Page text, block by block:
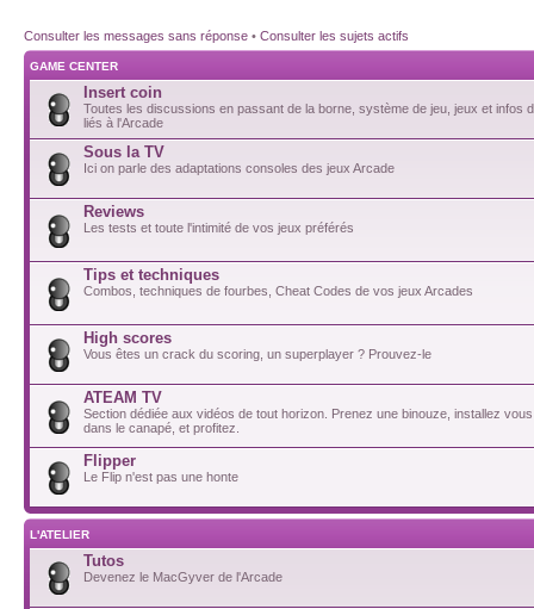
Consulter les messages sans réponse • Consulter les sujets actifs
GAME CENTER
Insert coin
Toutes les discussions en passant de la borne, système de jeu, jeux et infos
liés à l'Arcade
Sous la TV
Ici on parle des adaptations consoles des jeux Arcade
Reviews
Les tests et toute l'intimité de vos jeux préférés
Tips et techniques
Combos, techniques de fourbes, Cheat Codes de vos jeux Arcades
High scores
Vous êtes un crack du scoring, un superplayer ? Prouvez-le
ATEAM TV
Section dédiée aux vidéos de tout horizon. Prenez une binouze, installez
dans le canapé, et profitez.
Flipper
Le Flip n'est pas une honte
L'ATELIER
Tutos
Devenez le MacGyver de l'Arcade